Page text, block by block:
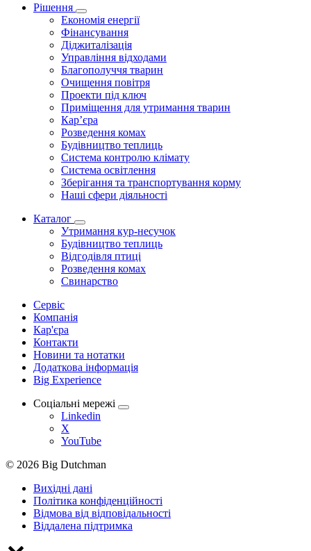
Рішення
Економія енергії
Фінансування
Діджиталізація
Управління відходами
Благополуччя тварин
Очищення повітря
Проекти під ключ
Приміщення для утримання тварин
Кар’єра
Розведення комах
Будівництво теплиць
Система контролю клімату
Система освітлення
Зберігання та транспортування корму
Наші сфери діяльності
Каталог
Утримання кур-несучок
Будівництво теплиць
Відгодівля птиці
Розведення комах
Свинарство
Сервіс
Компанія
Кар'єра
Контакти
Новини та нотатки
Додаткова інформація
Big Experience
Соціальні мережі
Linkedin
X
YouTube
© 2026 Big Dutchman
Вихідні дані
Політика конфіденційності
Відмова від відповідальності
Віддалена підтримка